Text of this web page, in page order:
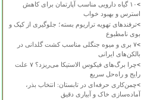
>
۱۰ گیاه دارویی مناسب آپارتمان برای کاهش
استرس و بهبود خواب
>ترفندهای تهویه تراریوم بسته؛ جلوگیری از کپک و
بوی نامطبوع
>
۷ بری و میوه جنگلی مناسب کشت گلدانی در
بالکن‌های ایرانی
>
چرا برگ‌های فیکوس الاستیکا می‌ریزد؟ ۷ علت
رایج و راه‌حل سریع
>چمن‌کاری حرفه‌ای در تابستان: انتخاب بذر،
آماده‌سازی خاک و آبیاری دقیق